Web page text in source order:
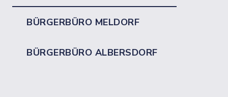
BÜRGERBÜRO MELDORF
BÜRGERBÜRO ALBERSDORF